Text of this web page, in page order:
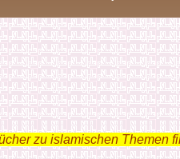
zu islamischen Themen